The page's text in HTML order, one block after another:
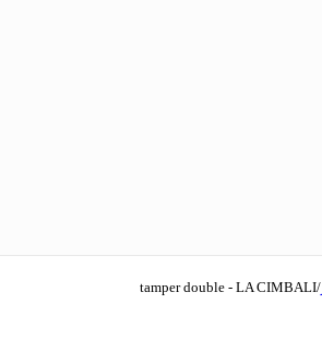
/
tamper double - LA CIMBALI